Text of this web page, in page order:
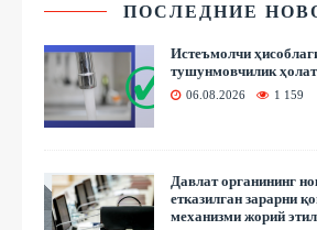
ПОСЛЕДНИЕ
Истеъмолчи
тушунмовчилик
06.08.2026 1 159
Давлат органининг
етказилган зарарни
механизми жорий